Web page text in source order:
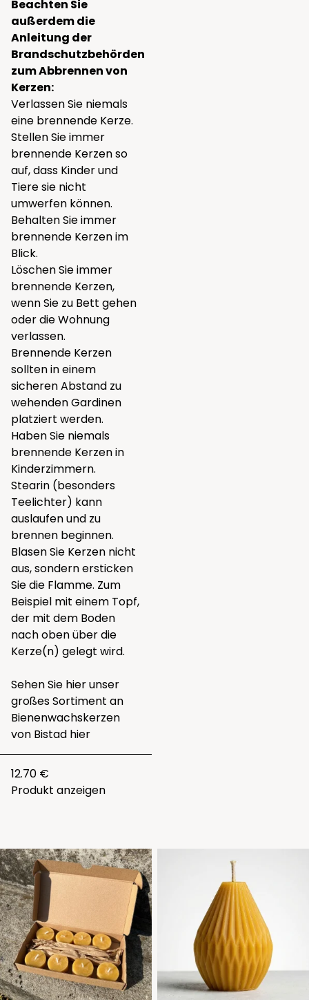
Beachten Sie
außerdem die
Anleitung der
Brandschutzbehörden
zum Abbrennen von
Kerzen:
Verlassen Sie niemals
eine brennende Kerze.
Stellen Sie immer
brennende Kerzen so
auf, dass Kinder und
Tiere sie nicht
umwerfen können.
Behalten Sie immer
brennende Kerzen im
Blick.
Löschen Sie immer
brennende Kerzen,
wenn Sie zu Bett gehen
oder die Wohnung
verlassen.
Brennende Kerzen
sollten in einem
sicheren Abstand zu
wehenden Gardinen
platziert werden.
Haben Sie niemals
brennende Kerzen in
Kinderzimmern.
Stearin (besonders
Teelichter) kann
auslaufen und zu
brennen beginnen.
Blasen Sie Kerzen nicht
aus, sondern ersticken
Sie die Flamme. Zum
Beispiel mit einem Topf,
der mit dem Boden
nach oben über die
Kerze(n) gelegt wird.
Sehen Sie hier unser
großes Sortiment an
Bienenwachskerzen
von Bistad hier
12.70 €
Produkt anzeigen